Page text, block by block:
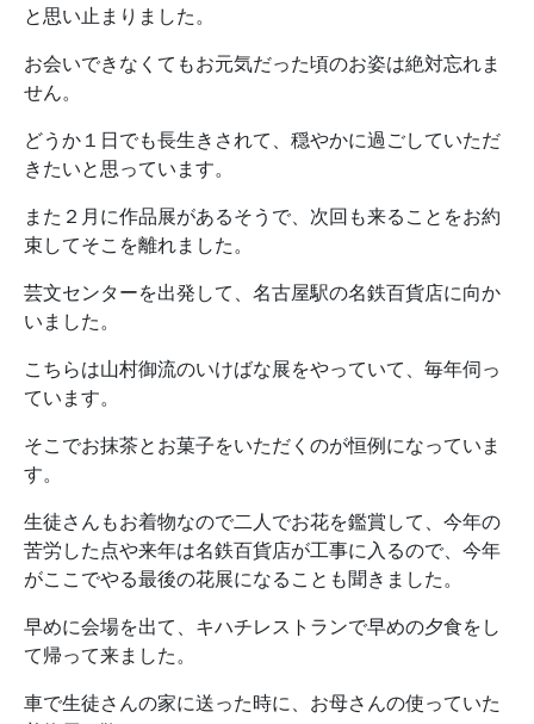
と思い止まりました。
お会いできなくてもお元気だった頃のお姿は絶対忘れま
せん。
どうか１日でも長生きされて、穏やかに過ごしていただ
きたいと思っています。
また２月に作品展があるそうで、次回も来ることをお約
束してそこを離れました。
芸文センターを出発して、名古屋駅の名鉄百貨店に向か
いました。
こちらは山村御流のいけばな展をやっていて、毎年伺っ
ています。
そこでお抹茶とお菓子をいただくのが恒例になっていま
す。
生徒さんもお着物なので二人でお花を鑑賞して、今年の
苦労した点や来年は名鉄百貨店が工事に入るので、今年
がここでやる最後の花展になることも聞きました。
早めに会場を出て、キハチレストランで早めの夕食をし
て帰って来ました。
車で生徒さんの家に送った時に、お母さんの使っていた